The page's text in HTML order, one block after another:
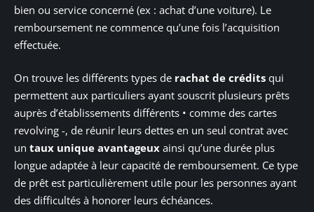
bien ou service concerné (ex : achat d’une voiture). Le
remboursement ne commence qu’une fois l’acquisition
effectuée.
On trouve les différents types de rachat de crédits qui
permettent aux particuliers ayant souscrit plusieurs prêts
auprès d’établissements différents • comme des cartes
revolving -, de réunir leurs dettes en un seul contrat avec
un taux unique avantageux ainsi qu’une durée plus
longue adaptée à leur capacité de remboursement. Ce type
de prêt est particulièrement utile pour les personnes ayant
des difficultés à honorer leurs échéances.